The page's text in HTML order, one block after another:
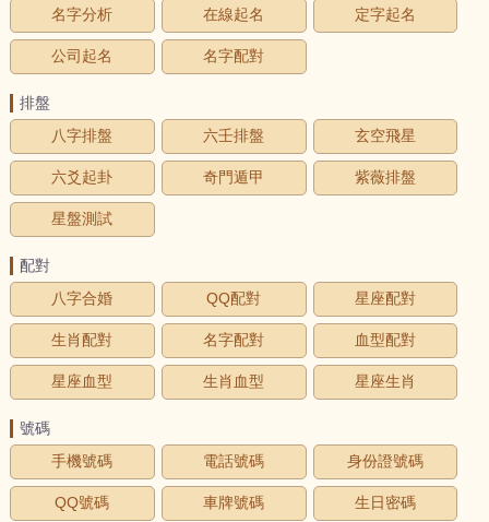
名字分析
在線起名 定字起名
公司起名 名字配對
排盤
八字排盤
六壬排盤 玄空飛星
六爻起卦 奇門遁甲 紫薇排盤
星盤測試
配對
八字合婚
QQ配對 星座配對
生肖配對 名字配對 血型配對
星座血型 生肖血型 星座生肖
號碼
手機號碼
電話號碼 身份證號碼
QQ號碼 車牌號碼 生日密碼